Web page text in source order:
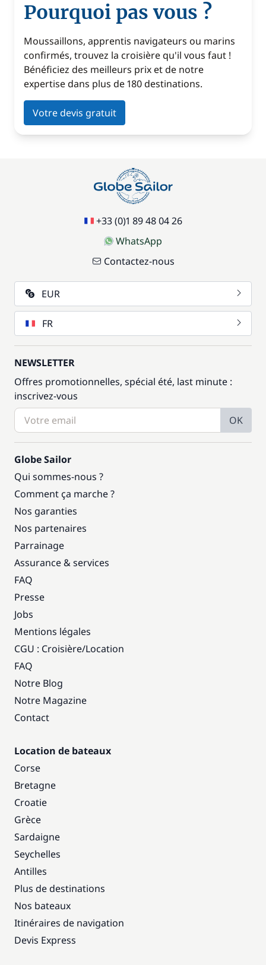
Pourquoi pas vous ?
Moussaillons, apprentis navigateurs ou marins
confirmés, trouvez la croisière qu'il vous faut !
Bénéficiez des meilleurs prix et de notre
expertise dans plus de 180 destinations.
Votre devis gratuit
+33 (0)1 89 48 04 26
WhatsApp
Contactez-nous
EUR
FR
NEWSLETTER
Offres promotionnelles, spécial été, last minute :
inscrivez-vous
OK
Globe Sailor
Qui sommes-nous ?
Comment ça marche ?
Nos garanties
Nos partenaires
Parrainage
Assurance & services
FAQ
Presse
Jobs
Mentions légales
CGU : Croisière/Location
FAQ
Notre Blog
Notre Magazine
Contact
Location de bateaux
Corse
Bretagne
Croatie
Grèce
Sardaigne
Seychelles
Antilles
Plus de destinations
Nos bateaux
Itinéraires de navigation
Devis Express